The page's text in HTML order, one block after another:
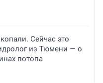
Сейчас это
из Тюмени — о
потопа